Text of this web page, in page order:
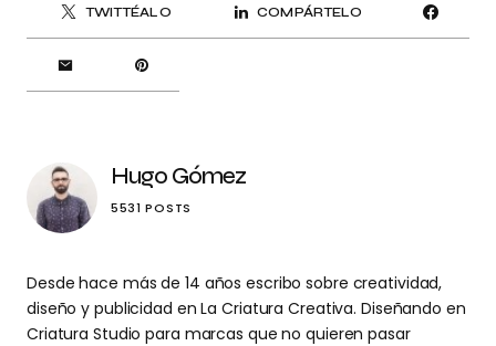
TWITTÉALO COMPÁRTELO
Hugo Gómez
5531 POSTS
Desde hace más de 14 años escribo sobre creatividad,
diseño y publicidad en La Criatura Creativa. Diseñando en
Criatura Studio para marcas que no quieren pasar